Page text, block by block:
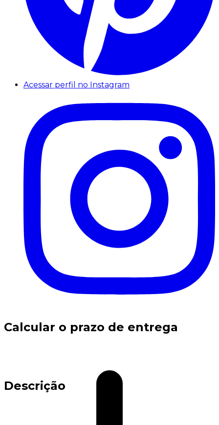
Acessar perfil no Instagram
Calcular o prazo de entrega
Descrição